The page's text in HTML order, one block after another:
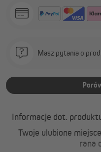
Masz pytania o
Informacje dot.
Twoje ulubione
rana